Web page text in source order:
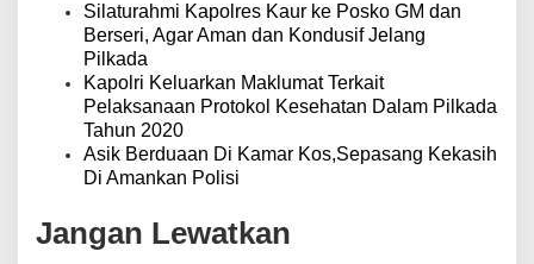
Silaturahmi Kapolres Kaur ke Posko GM dan
Berseri, Agar Aman dan Kondusif Jelang
Pilkada
Kapolri Keluarkan Maklumat Terkait
Pelaksanaan Protokol Kesehatan Dalam Pilkada
Tahun 2020
Asik Berduaan Di Kamar Kos,Sepasang Kekasih
Di Amankan Polisi
Jangan Lewatkan